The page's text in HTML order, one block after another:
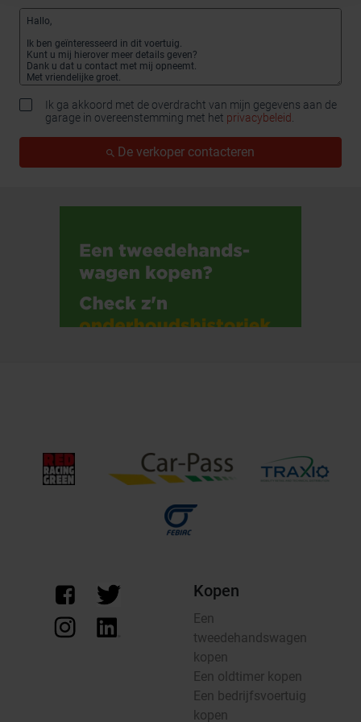
Ik ga akkoord met de overdracht van mijn gegevens aan de
garage in overeenstemming met het privacybeleid.
De verkoper contacteren
Kopen
Een
tweedehandswagen
kopen
Een oldtimer kopen
Een bedrijfsvoertuig
kopen